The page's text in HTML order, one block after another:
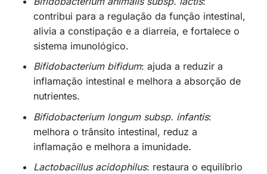
contribui para a regulação da função intestinal,
alivia a constipação e a diarreia, e fortalece o
sistema imunológico.
Bifidobacterium bifidum: ajuda a reduzir a
inflamação intestinal e melhora a absorção de
nutrientes.
Bifidobacterium longum subsp. infantis:
melhora o trânsito intestinal, reduz a
inflamação e melhora a imunidade.
Lactobacillus acidophilus: restaura o equilíbrio